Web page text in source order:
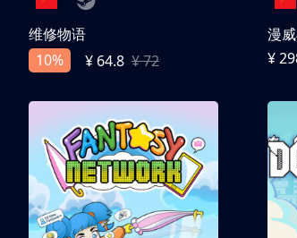
维修物语
10%
¥ 64.8 ¥ 72
漫
¥